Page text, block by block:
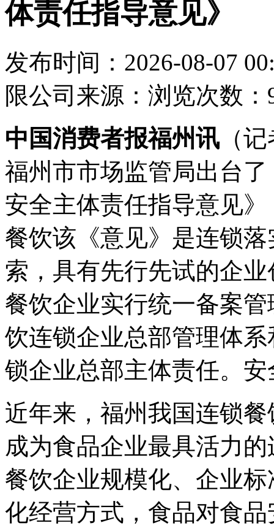
体责任指导意见》
发布时间：2026-08-07
限公司 来源： 浏览次数：
中国消费者报福州讯 （
福州市市场监管局出台
安全主体责任指导意见
餐饮该《意见》是连锁落
索，具有先行先试的企
餐饮企业实行统一备案
饮连锁企业总部管理体
锁企业总部主体责任。安
近年来，福州我国连锁
成为食品企业最具活力
餐饮企业规模化、企业
化经营方式，食品对食